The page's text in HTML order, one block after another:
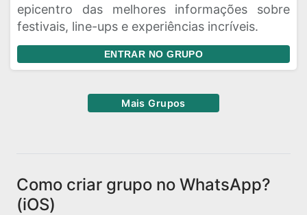
epicentro das melhores informações sobre
festivais, line-ups e experiências incríveis.
ENTRAR NO GRUPO
Mais Grupos
Como criar grupo no WhatsApp?
(iOS)